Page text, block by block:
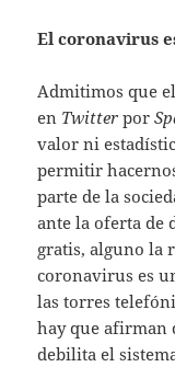
El coronavirus
Admitimos que
en Twitter por
valor ni
permitir
parte de la
ante la oferta de
gratis, alguno la
coronavirus es
las torres
hay que afirman
debilita el